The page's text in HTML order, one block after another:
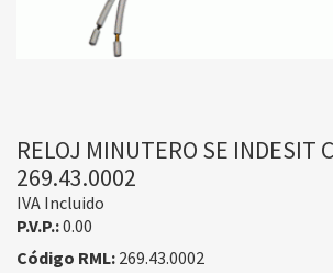
RELOJ MINUTERO SE INDESIT
269.43.0002
IVA Incluido
P.V.P.:0.00
Código RML: 269.43.0002